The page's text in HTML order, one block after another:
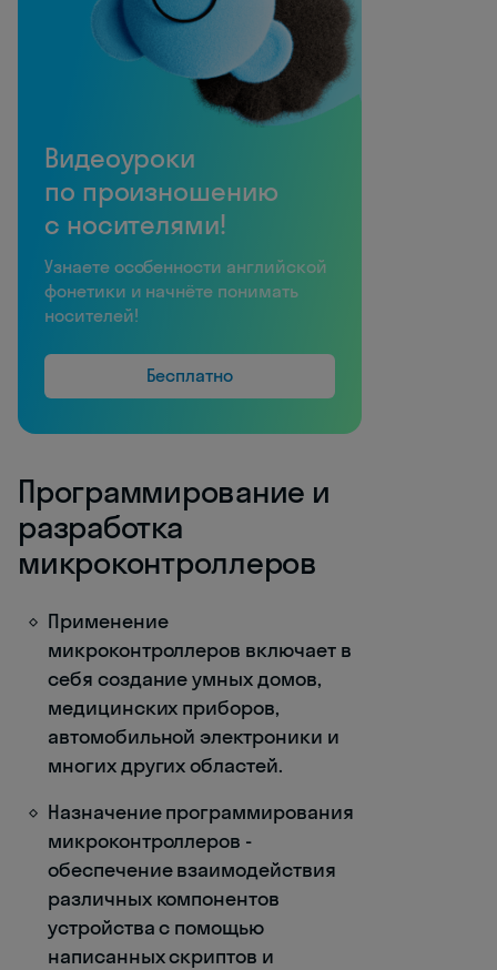
Видеоуроки
по произношению
с носителями!
Узнаете особенности английской
фонетики и начнёте понимать
носителей!
Бесплатно
Программирование и
разработка
микроконтроллеров
Применение
микроконтроллеров включает в
себя создание умных домов,
медицинских приборов,
автомобильной электроники и
многих других областей.
Назначение программирования
микроконтроллеров -
обеспечение взаимодействия
различных компонентов
устройства с помощью
написанных скриптов и